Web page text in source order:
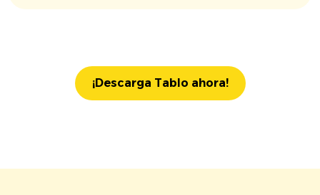
¡Descarga Tablo ahora!